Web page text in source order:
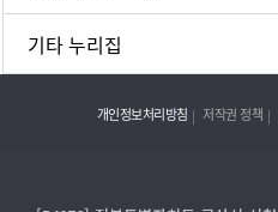
기타 누리집
개인정보처리방침 저작권 정책